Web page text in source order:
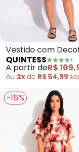
Vestido com
Transpassado
Preto)
QUINTESS
A partir deR$
ou 2xde R$ 54,99
-16%